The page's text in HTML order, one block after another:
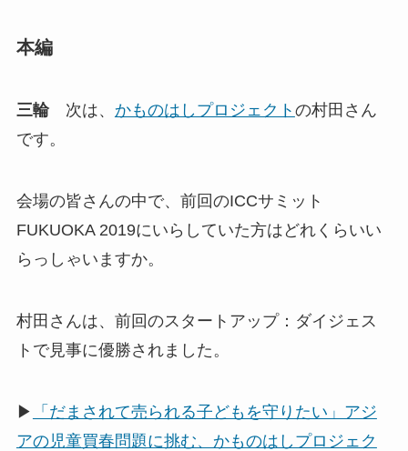
本編
三輪次は、 かものはしプロジェクト の村田さん
です。
会場の皆さんの中で、前回のICCサミット
FUKUOKA 2019にいらしていた方はどれくらいい
らっしゃいますか。
村田さんは、前回のスタートアップ：ダイジェス
トで見事に優勝されました。
▶
「だまされて売られる子どもを守りたい」アジ
アの児童買春問題に挑む、かものはしプロジェク